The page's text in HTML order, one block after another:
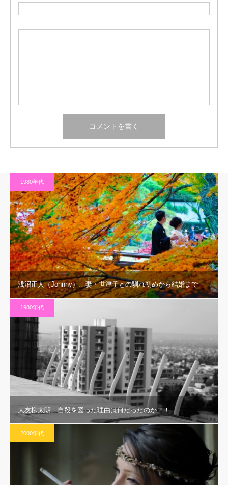
1980年代
浅沼正人（Johnny）…妻・世津子との馴れ初めから結婚まで
1980年代
大友柳太朗…自殺を図った理由は何だったのか？！
2000年代